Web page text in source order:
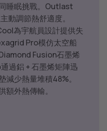
睡眠挑戰。Outlast
動調節熱舒適度。
為宇航員設計提供失
Pro模仿太空船
Fusion石墨烯
過鋁 + 石墨烯矩陣迅
減少熱量堆積48%。
額外熱傳輸。